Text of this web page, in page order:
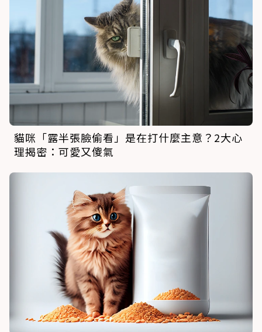
貓咪「露半張臉偷看」是在打什麼主意？2大心
理揭密：可愛又傻氣